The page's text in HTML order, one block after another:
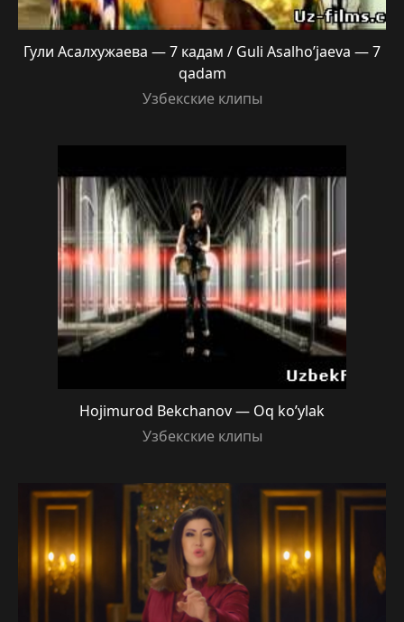
Гули Асалхужаева — 7 кадам / Guli Asalho’jaeva — 7
qadam
Узбекские клипы
Hojimurod Bekchanov — Oq ko’ylak
Узбекские клипы